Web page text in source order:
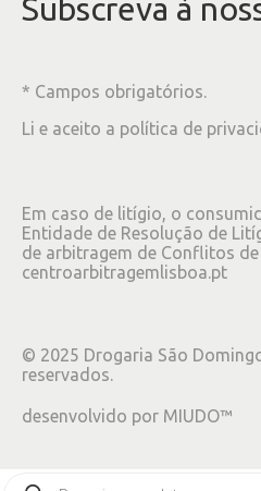
Subscreva à
* Campos obrigatórios.
Li e aceito a política de
Em caso de litígio, o
Entidade de Resolução de
de arbitragem de Conflitos
centroarbitragemlisboa.pt
© 2025 Drogaria São
reservados.
desenvolvido por MIUDO™